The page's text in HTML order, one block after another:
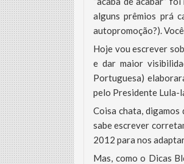
alguns prêmios prá
autopromoção?).
Hoje vou escrever
e dar maior
Portuguesa)
pelo Presidente Lula-
Coisa chata, digamos
sabe escrever
2012 para nos
Mas, como o Dicas